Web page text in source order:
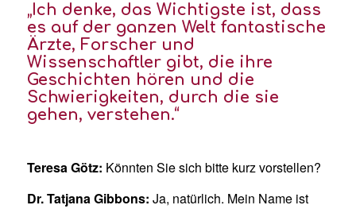
„Ich denke, das Wichtigste ist, dass
es auf der ganzen Welt fantastische
Ärzte, Forscher und
Wissenschaftler gibt, die ihre
Geschichten hören und die
Schwierigkeiten, durch die sie
gehen, verstehen.“
Teresa Götz: Könnten Sie sich bitte kurz vorstellen?
Dr. Tatjana Gibbons: Ja, natürlich. Mein Name ist